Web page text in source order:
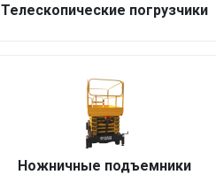
Телескопические погрузчики
Ножничные подъемники